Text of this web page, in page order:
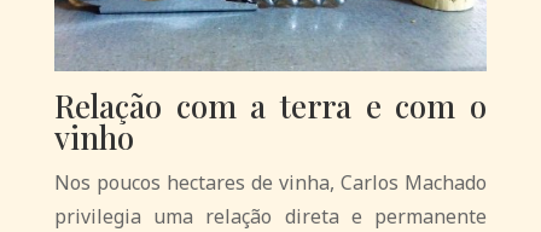
Relação com a terra e com o
vinho
Nos poucos hectares de vinha, Carlos Machado
privilegia uma relação direta e permanente